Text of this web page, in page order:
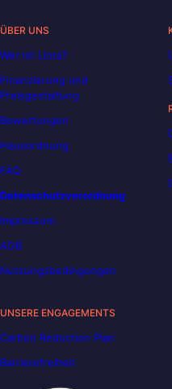
ÜBER UNS
Wer ist Liora?
Finanzierung und
Preisgestaltung
Bewertungen
Hausordnung
FAQ
Datenschutzverordnung
Impressum
AGB
Nutzungsbedingungen
UNSERE ENGAGEMENTS
Carbon Reduction Plan
Barrierefreiheit